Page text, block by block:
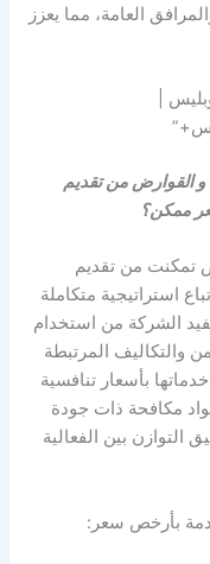
العامة، مما يعزز
|
القوارض من تقديم
ممكن؟
تمكنت من تقديم
استراتيجية متكاملة
الشركة من استخدام
والتكاليف المرتبطة
بأسعار تنافسية
مكافحة ذات جودة
التوازن بين الفعالية
بأرخص سعر: